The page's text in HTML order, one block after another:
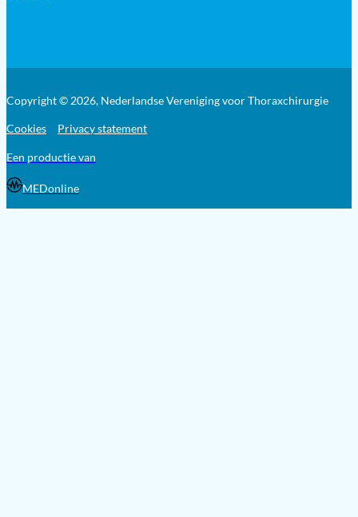
Copyright © 2026, Nederlandse Vereniging voor Thoraxchirurgie
Cookies Privacy statement
Een productie van
MEDonline